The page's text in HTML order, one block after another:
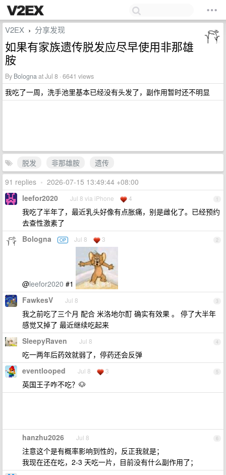
V2EX › 分享发现
如果有家族遗传脱发应尽早使用非那雄
胺
By Bolognaat Jul 8 · 6641 views
我吃了一周，洗手池里基本已经没有头发了，副作用暂时还不明显
脱发 非那雄胺
遗传
91 replies • 2026-07-15 13:49:44 +08:00
1
leefor2020 Jul 8 via iPhone 4
我吃了半年了，最近乳头好像有点胀痛，别是雌化了。已经预约
去查性激素了
2
Bologna OP Jul 8 3
@leefor2020 #1
3
FawkesV Jul 8
我之前吃了三个月 配合 米洛地尔酊 确实有效果 。 停了大半年
感觉又掉了 最近继续吃起来
4
SleepyRaven Jul 8
吃一两年后药效就弱了，停药还会反弹
5
eventlooped Jul 8 3
英国王子咋不吃？🐶
6
hanzhu2026 Jul 8
注意这个是有概率影响到性的，反正我就是；
我现在还在吃，2-3 天吃一片，目前没有什么副作用了；